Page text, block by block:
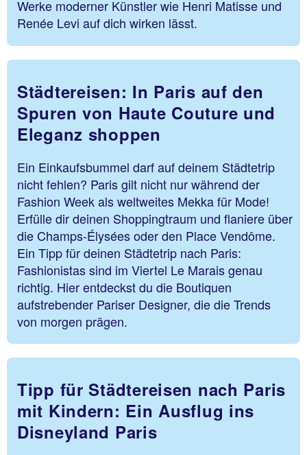
Werke moderner Künstler wie Henri Matisse und
Renée Levi auf dich wirken lässt.
Städtereisen: In Paris auf den
Spuren von Haute Couture und
Eleganz shoppen
Ein Einkaufsbummel darf auf deinem Städtetrip
nicht fehlen? Paris gilt nicht nur während der
Fashion Week als weltweites Mekka für Mode!
Erfülle dir deinen Shoppingtraum und flaniere über
die Champs-Élysées oder den Place Vendôme.
Ein Tipp für deinen Städtetrip nach Paris:
Fashionistas sind im Viertel Le Marais genau
richtig. Hier entdeckst du die Boutiquen
aufstrebender Pariser Designer, die die Trends
von morgen prägen.
Tipp für Städtereisen nach Paris
mit Kindern: Ein Ausflug ins
Disneyland Paris